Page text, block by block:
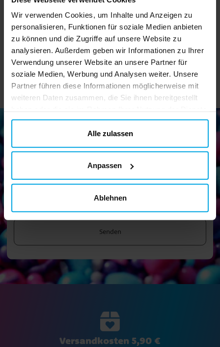
Wir verwenden Cookies, um Inhalte und Anzeigen zu
personalisieren, Funktionen für soziale Medien anbieten
zu können und die Zugriffe auf unsere Website zu
analysieren. Außerdem geben wir Informationen zu Ihrer
Verwendung unserer Website an unsere Partner für
soziale Medien, Werbung und Analysen weiter. Unsere
Partner führen diese Informationen möglicherweise mit
weiteren Daten zusammen, die Sie ihnen bereitgestellt
gesammelt haben. Ihre Einwilligung können Sie jederzeit.
Alle zulassen
Anpassen
Ablehnen
Preis:0,29 €
0,29 €
IN DEN KORB
Gramm
Preis:0,65 €
0,65 €
DETAILS
Newsletter!
Melden Sie sich für unseren Newsletter an und erhalten Sie
tolle Tipps und Angebote
Senden
Versandkosten 5,90 €